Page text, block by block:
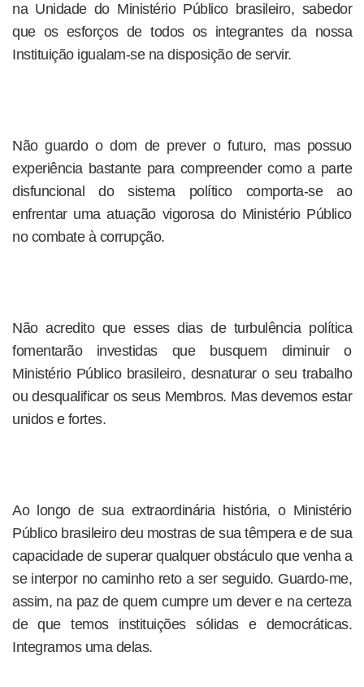
na Unidade do Ministério Público brasileiro, sabedor
que os esforços de todos os integrantes da nossa
Instituição igualam-se na disposição de servir.
Não guardo o dom de prever o futuro, mas possuo
experiência bastante para compreender como a parte
disfuncional do sistema político comporta-se ao
enfrentar uma atuação vigorosa do Ministério Público
no combate à corrupção.
Não acredito que esses dias de turbulência política
fomentarão investidas que busquem diminuir o
Ministério Público brasileiro, desnaturar o seu trabalho
ou desqualificar os seus Membros. Mas devemos estar
unidos e fortes.
Ao longo de sua extraordinária história, o Ministério
Público brasileiro deu mostras de sua têmpera e de sua
capacidade de superar qualquer obstáculo que venha a
se interpor no caminho reto a ser seguido. Guardo-me,
assim, na paz de quem cumpre um dever e na certeza
de que temos instituições sólidas e democráticas.
Integramos uma delas.